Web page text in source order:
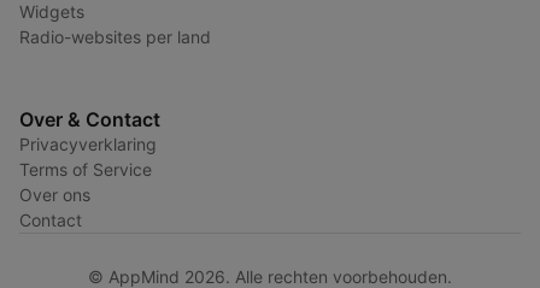
Widgets
Radio-websites per land
Over & Contact
Privacyverklaring
Terms of Service
Over ons
Contact
© AppMind 2026. Alle rechten voorbehouden.